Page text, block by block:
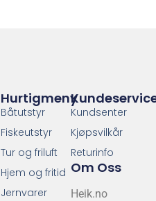
Kundsenter
Kjøpsvilkår
Returinfo
Om Oss
Heik.no
Hurtigmeny
Båtutstyr
Fiskeutstyr
Tur og friluft
Hjem og fritid
Jernvarer